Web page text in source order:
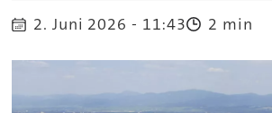
2. Juni 2026 - 11:43 2 min